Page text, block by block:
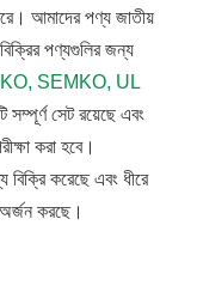
করে। আমাদের পণ্য জাতীয়
পণ্যগুলির জন্য
SEMKO, UL
সম্পূর্ণ সেট রয়েছে এবং
করা হবে।
করেছে এবং ধীরে
করছে।